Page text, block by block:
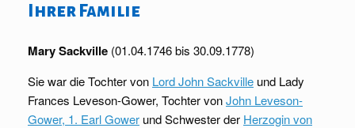
Ihrer Familie
Mary Sackville (01.04.1746 bis 30.09.1778)
Sie war die Tochter von Lord John Sackville und Lady
Frances Leveson-Gower, Tochter vonJohn Leveson-
Gower, 1. Earl Gower und Schwester der Herzogin von